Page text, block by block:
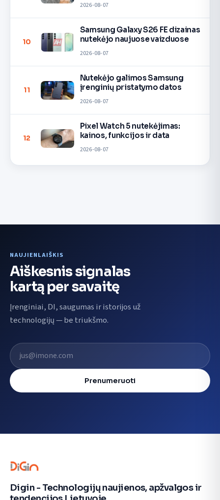
2026-08-07
10
Samsung Galaxy S26 FE dizainas
nutekėjo naujuose vaizduose
2026-08-07
11
Nutekėjo galimos Samsung
įrenginių pristatymo datos
2026-08-07
12
Pixel Watch 5 nutekėjimas:
kainos, funkcijos ir data
2026-08-07
NAUJIENLAIŠKIS
Aiškesnis signalas
kartą per savaitę
Įrenginiai, DI, saugumas ir istorijos už
technologijų — be triukšmo.
El. pašto adresas
Prenumeruoti
Digin - Technologijų naujienos, apžvalgos ir